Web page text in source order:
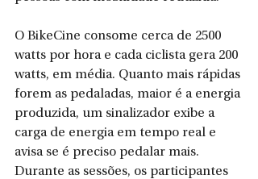
O BikeCine consome cerca de 2500
watts por hora e cada ciclista gera 200
watts, em média. Quanto mais rápidas
forem as pedaladas, maior é a energia
produzida, um sinalizador exibe a
carga de energia em tempo real e
avisa se é preciso pedalar mais.
Durante as sessões, os participantes